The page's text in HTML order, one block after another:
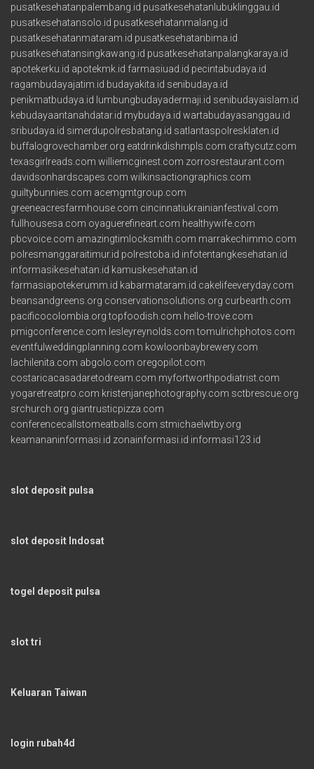
pusatkesehatanpalembang.id pusatkesehatanlubuklinggau.id
pusatkesehatansolo.id pusatkesehatanmalang.id
pusatkesehatanmataram.id pusatkesehatanbima.id
pusatkesehatansingkawang.id pusatkesehatanpalangkaraya.id
apotekerku.id apotekmk.id farmasiuad.id pecintabudaya.id
ragambudayajatim.id budayakita.id senibudaya.id
penikmatbudaya.id lumbungbudayadermaji.id senibudayaislam.id
kebudayaantanahdatar.id mybudaya.id wartabudayasanggau.id
sribudaya.id simerdupolresbatang.id satlantaspolresklaten.id
buffalogrovechamber.org eatdrinkdishmpls.com craftycutz.com
texasgirlreads.com williemcginest.com zorrosrestaurant.com
davidsonhardscapes.com wilkinsactiongraphics.com
guiltybunnies.com acemgmtgroup.com
greeneacresfarmhouse.com cincinnatiukrainianfestival.com
fullhousesa.com oyaguerefineart.com healthywife.com
pbcvoice.com amazingtimlocksmith.com marrakechimmo.com
polresmanggaraitimur.id polrestoba.id infotentangkesehatan.id
informasikesehatan.id kamuskesehatan.id
farmasiapotekerumm.id kabarmataram.id cakelifeeveryday.com
beansandgreens.org conservationsolutions.org curbearth.com
pacificocolombia.org topfoodish.com hello-trove.com
pmigconference.com lesleyreynolds.com tomulrichphotos.com
eventfulweddingplanning.com kowloonbaybrewery.com
lachilenita.com abgolo.com oregopilot.com
costaricacasadaretodream.com myfortworthpodiatrist.com
yogaretreatpro.com kristenjanephotography.com sctbrescue.org
srchurch.org giantrusticpizza.com
conferencecallstomeatballs.com stmichaelwtby.org
keamananinformasi.id zonainformasi.id informasi123.id
slot deposit pulsa
slot deposit Indosat
togel deposit pulsa
slot tri
Keluaran Taiwan
login rubah4d